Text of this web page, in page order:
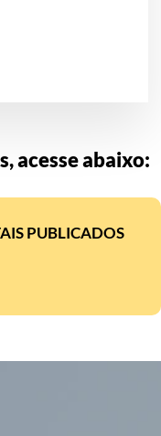
acesse abaixo:
PUBLICADOS